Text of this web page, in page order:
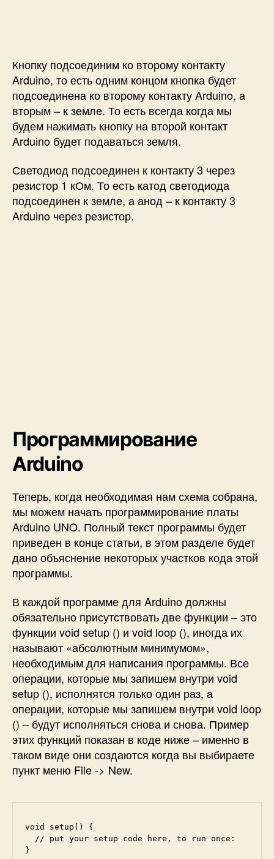
Кнопку подсоединим ко второму контакту
Arduino, то есть одним концом кнопка будет
подсоединена ко второму контакту Arduino, а
вторым – к земле. То есть всегда когда мы
будем нажимать кнопку на второй контакт
Arduino будет подаваться земля.
Светодиод подсоединен к контакту 3 через
резистор 1 кОм. То есть катод светодиода
подсоединен к земле, а анод – к контакту 3
Arduino через резистор.
Программирование
Arduino
Теперь, когда необходимая нам схема собрана,
мы можем начать программирование платы
Arduino UNO. Полный текст программы будет
приведен в конце статьи, в этом разделе будет
дано объяснение некоторых участков кода этой
программы.
В каждой программе для Arduino должны
обязательно присутствовать две функции – это
функции void setup () и void loop (), иногда их
называют «абсолютным минимумом»,
необходимым для написания программы. Все
операции, которые мы запишем внутри void
setup (), исполнятся только один раз, а
операции, которые мы запишем внутри void loop
() – будут исполняться снова и снова. Пример
этих функций показан в коде ниже – именно в
таком виде они создаются когда вы выбираете
пункт меню File -> New.
void setup() {
  // put your setup code here, to run once:
}